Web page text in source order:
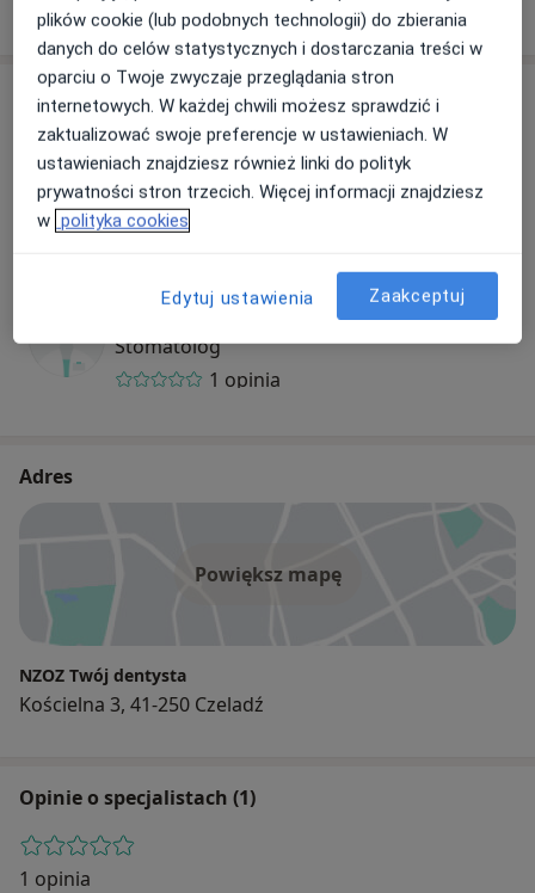
W jaki sposób ustalane są ceny?
Specjaliści
dr n. med. Michał Maniara
Stomatolog
lek. dent. Mariusz Sarota
Stomatolog
1 opinia
Adres
Powiększ mapę
NZOZ Twój dentysta
Kościelna 3, 41-250 Czeladź
Opinie o specjalistach (1)
1 opinia
plików cookie (lub podobnych technologii) do zbierania
danych do celów statystycznych i dostarczania treści w
oparciu o Twoje zwyczaje przeglądania stron
internetowych. W każdej chwili możesz sprawdzić i
zaktualizować swoje preferencje w ustawieniach. W
ustawieniach znajdziesz również linki do polityk
prywatności stron trzecich. Więcej informacji znajdziesz
w polityka cookies
Edytuj ustawienia Zaakceptuj